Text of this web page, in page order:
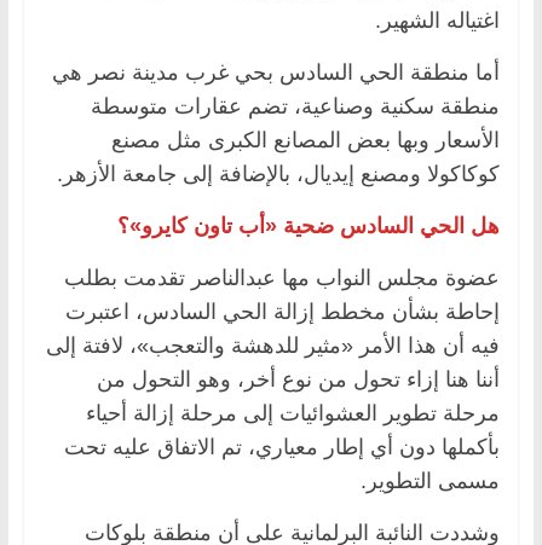
اغتياله الشهير.
أما منطقة الحي السادس بحي غرب مدينة نصر هي
منطقة سكنية وصناعية، تضم عقارات متوسطة
الأسعار وبها بعض المصانع الكبرى مثل مصنع
كوكاكولا ومصنع إيديال، بالإضافة إلى جامعة الأزهر.
هل الحي السادس ضحية «أب تاون كايرو»؟
عضوة مجلس النواب مها عبدالناصر تقدمت بطلب
إحاطة بشأن مخطط إزالة الحي السادس، اعتبرت
فيه أن هذا الأمر «مثير للدهشة والتعجب»، لافتة إلى
أننا هنا إزاء تحول من نوع أخر، وهو التحول من
مرحلة تطوير العشوائيات إلى مرحلة إزالة أحياء
بأكملها دون أي إطار معياري، تم الاتفاق عليه تحت
مسمى التطوير.
وشددت النائبة البرلمانية على أن منطقة بلوكات